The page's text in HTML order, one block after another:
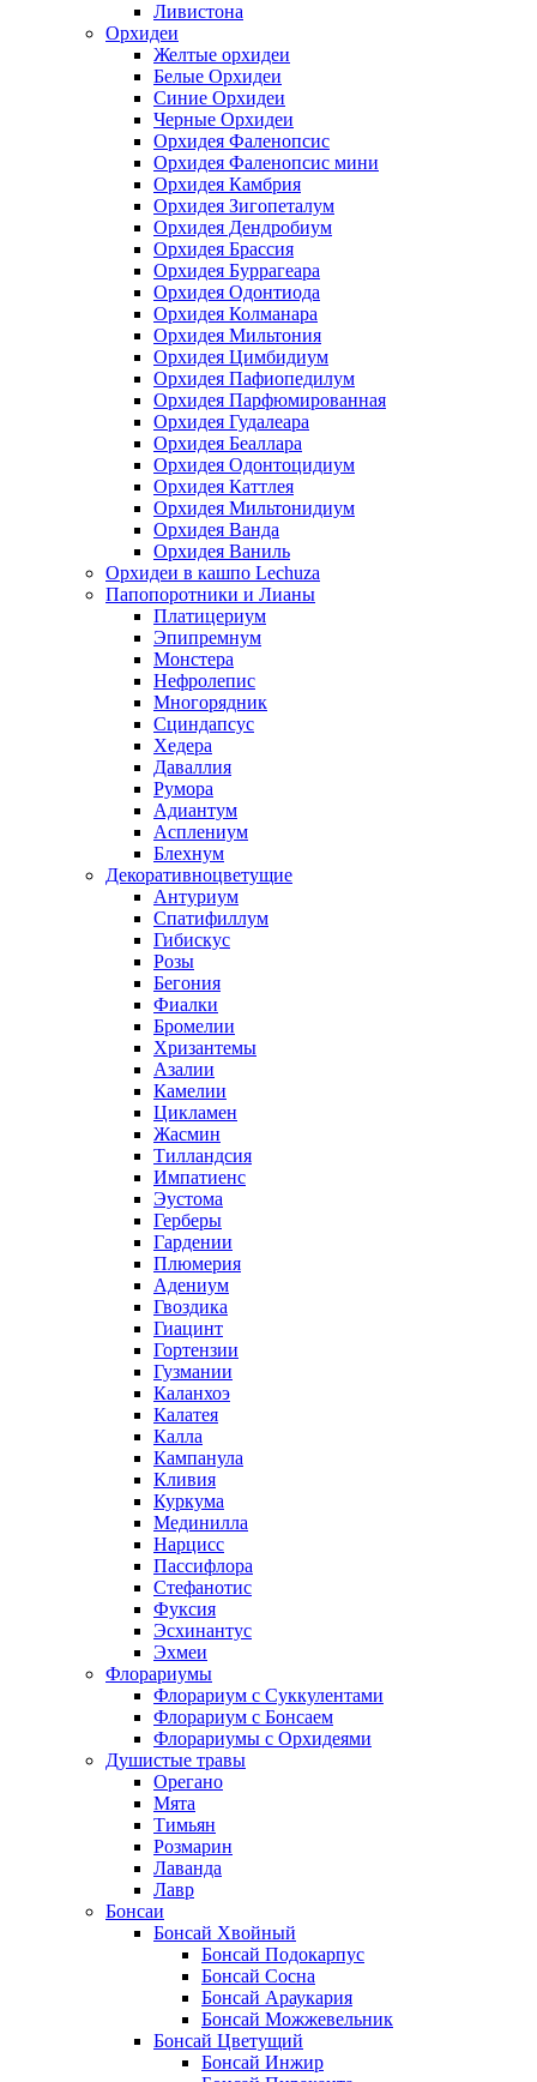
Ливистона
Орхидеи
Желтые орхидеи
Белые Орхидеи
Синие Орхидеи
Черные Орхидеи
Орхидея Фаленопсис
Орхидея Фаленопсис мини
Орхидея Камбрия
Орхидея Зигопеталум
Орхидея Дендробиум
Орхидея Брассия
Орхидея Буррагеара
Орхидея Одонтиода
Орхидея Колманара
Орхидея Мильтония
Орхидея Цимбидиум
Орхидея Пафиопедилум
Орхидея Парфюмированная
Орхидея Гудалеара
Орхидея Беаллара
Орхидея Одонтоцидиум
Орхидея Каттлея
Орхидея Мильтонидиум
Орхидея Ванда
Орхидея Ваниль
Орхидеи в кашпо Lechuza
Папопоротники и Лианы
Платицериум
Эпипремнум
Монстера
Нефролепис
Многорядник
Сциндапсус
Хедера
Даваллия
Румора
Адиантум
Асплениум
Блехнум
Декоративноцветущие
Антуриум
Спатифиллум
Гибискус
Розы
Бегония
Фиалки
Бромелии
Хризантемы
Азалии
Камелии
Цикламен
Жасмин
Тилландсия
Импатиенс
Эустома
Герберы
Гардении
Плюмерия
Адениум
Гвоздика
Гиацинт
Гортензии
Гузмании
Каланхоэ
Калатея
Калла
Кампанула
Кливия
Куркума
Мединилла
Нарцисс
Пассифлора
Стефанотис
Фуксия
Эсхинантус
Эхмеи
Флорариумы
Флорариум с Суккулентами
Флорариум с Бонсаем
Флорариумы с Орхидеями
Душистые травы
Орегано
Мята
Тимьян
Розмарин
Лаванда
Лавр
Бонсаи
Бонсай Хвойный
Бонсай Подокарпус
Бонсай Сосна
Бонсай Араукария
Бонсай Можжевельник
Бонсай Цветущий
Бонсай Инжир